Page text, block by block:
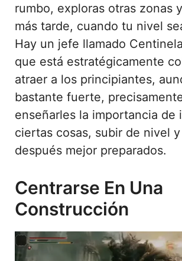
rumbo, exploras otras zonas
más tarde, cuando tu nivel
Hay un jefe llamado
que está estratégicamente
atraer a los principiantes,
bastante fuerte,
enseñarles la importancia de
ciertas cosas, subir de nivel
después mejor preparados.
Centrarse En Una
Construcción